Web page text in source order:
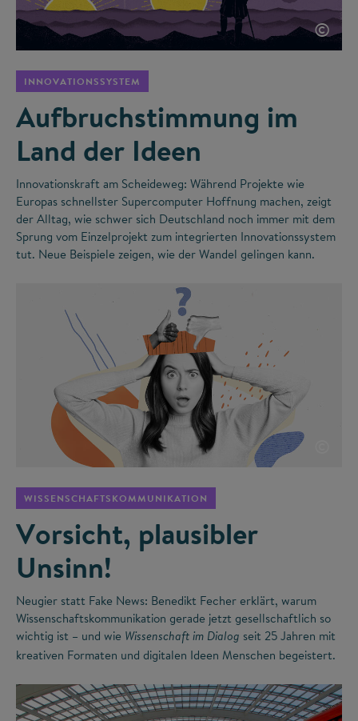
©
INNOVATIONSSYSTEM
Aufbruchstimmung im
Land der Ideen
Innovationskraft am Scheideweg: Während Projekte wie
Europas schnellster Supercomputer Hoffnung machen, zeigt
der Alltag, wie schwer sich Deutschland noch immer mit dem
Sprung vom Einzelprojekt zum integrierten Innovationssystem
tut. Neue Beispiele zeigen, wie der Wandel gelingen kann.
WISSENSCHAFTSKOMMUNIKATION
Vorsicht, plausibler
Unsinn!
Neugier statt Fake News: Benedikt Fecher erklärt, warum
Wissenschaftskommunikation gerade jetzt gesellschaftlich so
wichtig ist – und wie Wissenschaft im Dialog seit 25 Jahren mit
kreativen Formaten und digitalen Ideen Menschen begeistert.